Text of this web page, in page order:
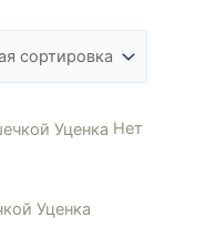
Нет
Уценка
Этот
несколько